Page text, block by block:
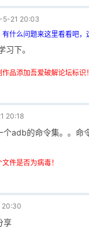
5-21 20:03
有什么问题来这里看看吧，
习下。
品添加吾爱破解论坛标识！
20:18
个adb的命令集。。命
件是否为病毒！
20:30
享